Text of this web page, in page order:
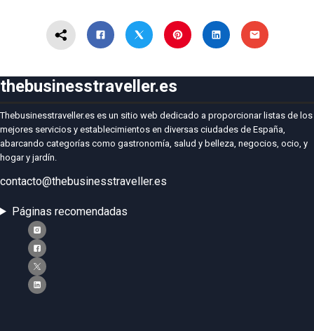
thebusinesstraveller.es
Thebusinesstraveller.es es un sitio web dedicado a proporcionar listas de los
mejores servicios y establecimientos en diversas ciudades de España,
abarcando categorías como gastronomía, salud y belleza, negocios, ocio, y
hogar y jardín.
contacto@thebusinesstraveller.es
Páginas recomendadas